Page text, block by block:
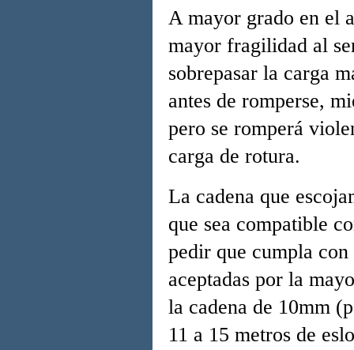
A mayor grado en el
mayor fragilidad al
sobrepasar la carga
antes de romperse,
pero se romperá
carga de rotura.
La cadena que
que sea compatible
pedir que cumpla
aceptadas por la
la cadena de 10mm
11 a 15 metros de